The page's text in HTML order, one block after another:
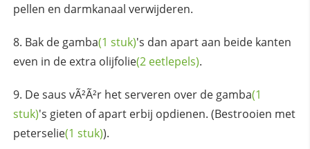
pellen en darmkanaal verwijderen.
Bak de gamba(1 stuk)'s dan apart aan beide kanten
even in de extra olijfolie(2 eetlepels).
De saus vÃ²Ã²r het serveren over de gamba(1
stuk)'s gieten of apart erbij opdienen. (Bestrooien met
peterselie(1 stuk)).